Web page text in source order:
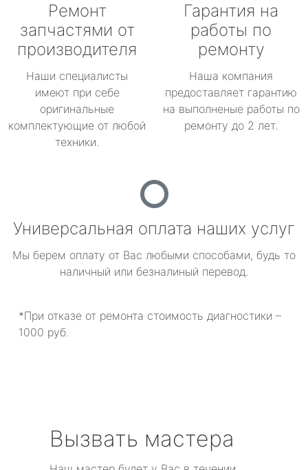
Ремонт
запчастями от
производителя
Наши специалисты
имеют при себе
оригинальные
комплектующие от любой
техники.
Гарантия на
работы по
ремонту
Наша компания
предоставляет гарантию
на выполненые работы по
ремонту до 2 лет.
Универсальная оплата наших услуг
Мы берем оплату от Вас любыми способами, будь то
наличный или безналиный перевод.
*При отказе от ремонта стоимость диагностики –
1000 руб.
Вызвать мастера